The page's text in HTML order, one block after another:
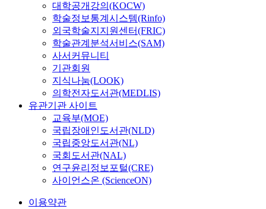
대학공개강의(KOCW)
학술정보통계시스템(Rinfo)
외국학술지지원센터(FRIC)
학술관계분석서비스(SAM)
사서커뮤니티
기관회원
지식나눔(LOOK)
의학전자도서관(MEDLIS)
유관기관 사이트
교육부(MOE)
국립장애인도서관(NLD)
국립중앙도서관(NL)
국회도서관(NAL)
연구윤리정보포털(CRE)
사이언스온 (ScienceON)
이용약관